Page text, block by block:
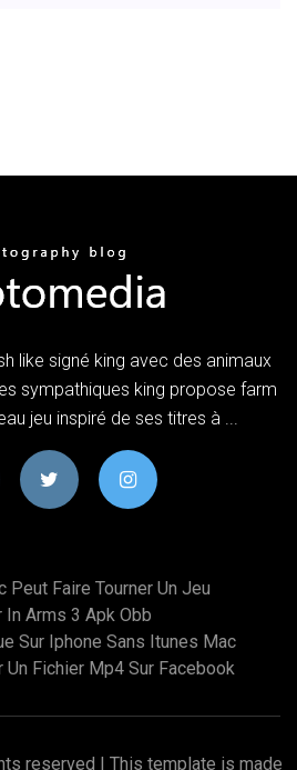
like signé king avec des animaux
sympathiques king propose farm
jeu inspiré de ses titres à ...
Peut Faire Tourner Un Jeu
In Arms 3 Apk Obb
Sur Iphone Sans Itunes Mac
Un Fichier Mp4 Sur Facebook
reserved | This template is made